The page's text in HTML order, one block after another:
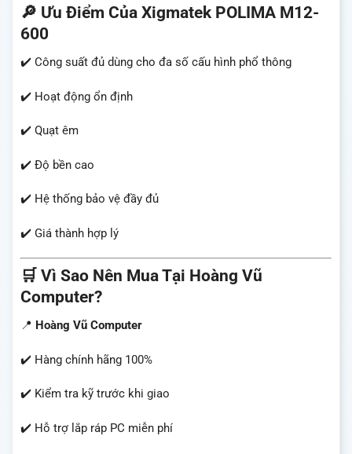
🔎 Ưu Điểm Của Xigmatek POLIMA M12-
600
✔️ Công suất đủ dùng cho đa số cấu hình phổ thông
✔️ Hoạt động ổn định
✔️ Quạt êm
✔️ Độ bền cao
✔️ Hệ thống bảo vệ đầy đủ
✔️ Giá thành hợp lý
🛒 Vì Sao Nên Mua Tại Hoàng Vũ
Computer?
📍 Hoàng Vũ Computer
✔️ Hàng chính hãng 100%
✔️ Kiểm tra kỹ trước khi giao
✔️ Hỗ trợ lắp ráp PC miễn phí